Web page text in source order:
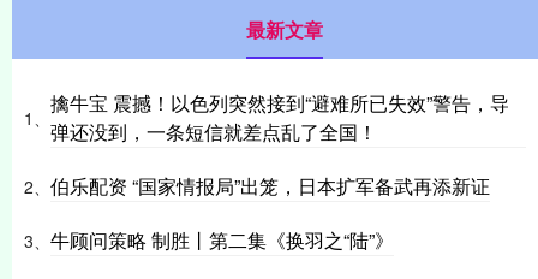
最新文章
1、
擒牛宝 震撼！以色列突然接到“避难所已失效”警告，导
弹还没到，一条短信就差点乱了全国！
2、 伯乐配资 “国家情报局”出笼，日本扩军备武再添新证
3、 牛顾问策略 制胜丨第二集《换羽之“陆”》